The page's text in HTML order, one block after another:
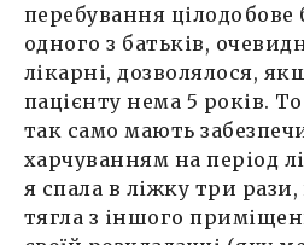
перебування цілодобове
одного з батьків,
лікарні, дозволялося,
пацієнту нема 5 років.
так само мають
харчуванням на період
я спала в ліжку три
тягла з іншого